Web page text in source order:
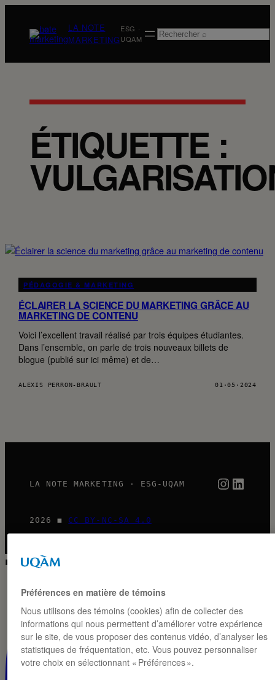
contenu
LA NOTE
MARKETING
ESG ·
UQAM
Rechercher
ÉTIQUETTE :
PÉDAGOGIE & MARKETING
ÉCLAIRER LA SCIENCE DU MARKETING GRÂCE AU
MARKETING DE CONTENU
Voici l’excellent travail réalisé par trois équipes étudiantes.
Dans l’ensemble, on parle de trois nouveaux billets de
blogue (publié sur ici même) et de…
ALEXIS PERRON-BRAULT 01·05·2024
LA NOTE MARKETING · ESG-UQAM
2026 ◼ CC BY-NC-SA 4.0
◼ IG · LIVE
Préférences en matière de témoins
Nous utilisons des témoins (cookies) afin de collecter des
informations qui nous permettent d’améliorer votre expérience
sur le site, de vous proposer des contenus vidéo, d’analyser les
statistiques de fréquentation, etc. Vous pouvez personnaliser
votre choix en sélectionnant « Préférences ».